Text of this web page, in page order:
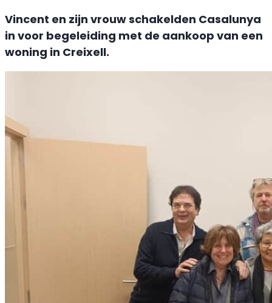
Vincent en zijn vrouw schakelden Casalunya
in voor begeleiding met de aankoop van een
woning in Creixell.